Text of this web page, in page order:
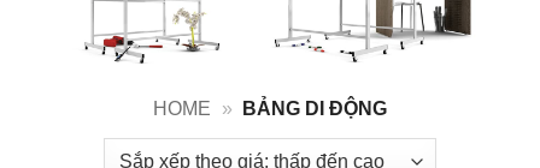
HOME » BẢNG DI ĐỘNG